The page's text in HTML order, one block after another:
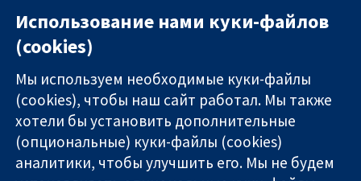
11-13 Cavendish
Связаться с
Использование нами куки-файлов
(cookies)
Мы используем необходимые куки-файлы
(cookies), чтобы наш сайт работал. Мы также
хотели бы установить дополнительные
(опциональные) куки-файлы (cookies)
аналитики, чтобы улучшить его. Мы не будем